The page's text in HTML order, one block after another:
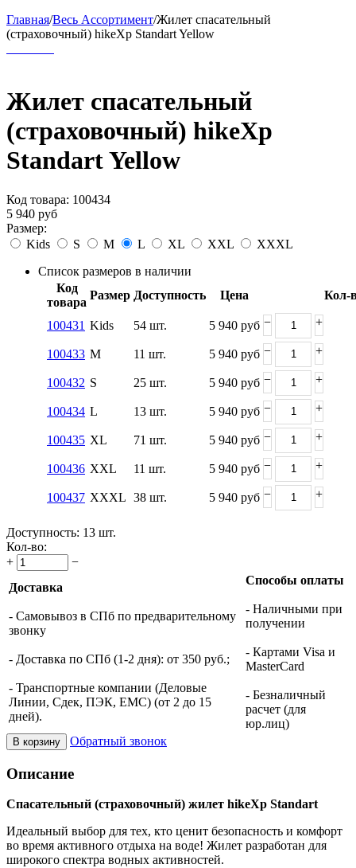
Главная/Весь Ассортимент/Жилет спасательный
(страховочный) hikeXp Standart Yellow
Жилет спасательный
(страховочный) hikeXp
Standart Yellow
Код товара: 100434
5 940 руб
Размер:
Kids
S M L XL XXL
XXXL
Список размеров в наличии
Код
товара
Размер Доступность Цена Кол-
100431 Kids 54 шт. 5 940 руб − +
100433 M 11 шт. 5 940 руб − +
100432 S 25 шт. 5 940 руб − +
100434 L 13 шт. 5 940 руб − +
100435 XL 71 шт. 5 940 руб − +
100436 XXL 11 шт. 5 940 руб − +
100437 XXXL 38 шт. 5 940 руб − +
Доступность: 13 шт.
Кол-во:
+
−
Доставка
- Самовывоз в СПб по предварительному
звонку
- Доставка по СПб (1-2 дня): от 350 руб.;
- Транспортные компании (Деловые
Линии, Сдек, ПЭК, ЕМС) (от 2 до 15
дней).
Способы оплаты
- Наличными при
получении
- Картами Visa и
MasterCard
- Безналичный
расчет (для
юр.лиц)
В корзину Обратный звонок
Описание
Спасательный (страховочный) жилет hikeXp Standart
Идеальный выбор для тех, кто ценит безопасность и комфорт
во время активного отдыха на воде! Жилет разработан для
широкого спектра водных активностей.